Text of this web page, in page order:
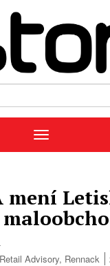
Menu
mení
Advisory, Rennack